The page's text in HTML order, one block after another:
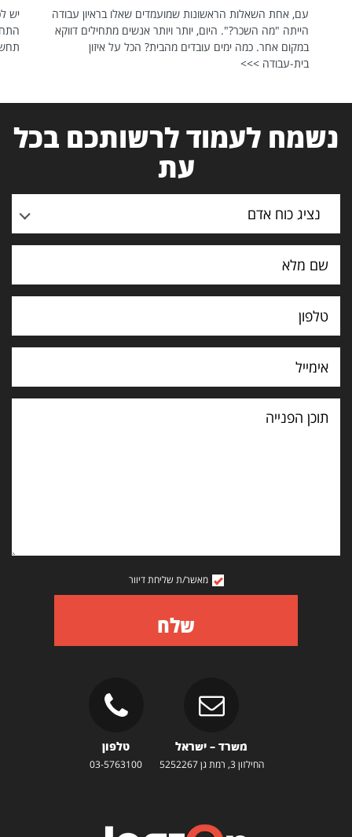
עם, אחת השאלות הראשונות שמועמדים שאלו בראיון עבודה
הייתה "מה השכר?". היום, יותר ויותר אנשים מתחילים דווקא
במקום אחר. כמה ימים עובדים מהבית? הכל על איזון
בית-עבודה >>>
יש
נשמח לעמוד לרשותכם בכל
עת
נציג כוח אדם
תוכן
הפנייה
מאשר/ת שליחת דיוור
שלח
משרד – ישראל
החילזון 3, רמת גן 5252267
טלפון
03-5763100